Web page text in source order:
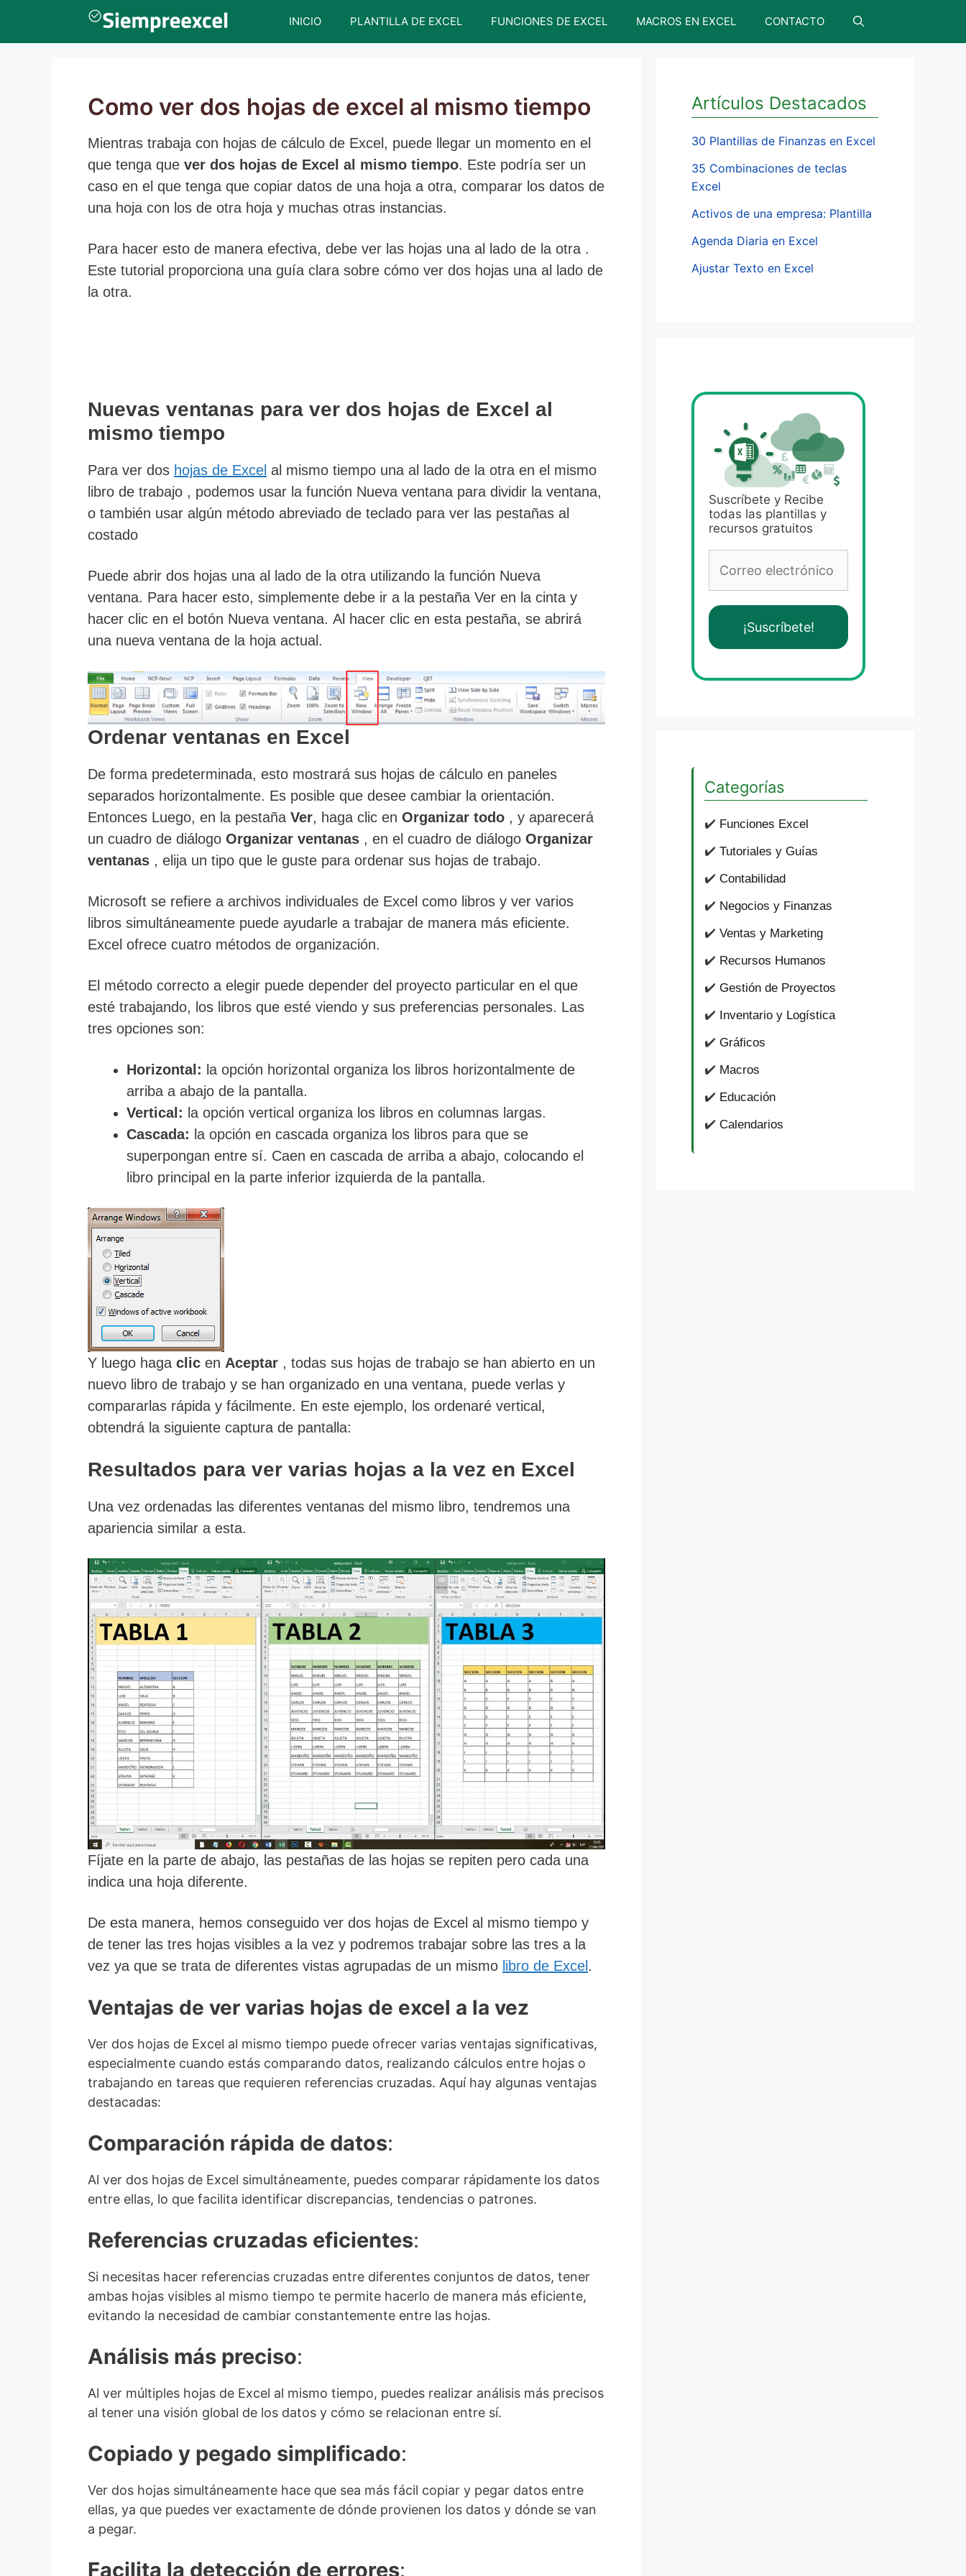
contenido
INICIO PLANTILLA DE EXCEL FUNCIONES DE EXCEL MACROS EN EXCEL CONTACTO
Como ver dos hojas de excel al mismo tiempo
Mientras trabaja con hojas de cálculo de Excel, puede llegar un momento en el
que tenga que ver dos hojas de Excel al mismo tiempo. Este podría ser un
caso en el que tenga que copiar datos de una hoja a otra, comparar los datos de
una hoja con los de otra hoja y muchas otras instancias.
Para hacer esto de manera efectiva, debe ver las hojas una al lado de la otra .
Este tutorial proporciona una guía clara sobre cómo ver dos hojas una al lado de
la otra.
Nuevas ventanas para ver dos hojas de Excel al
mismo tiempo
Para ver dos hojas de Excel al mismo tiempo una al lado de la otra en el mismo
libro de trabajo , podemos usar la función Nueva ventana para dividir la ventana,
o también usar algún método abreviado de teclado para ver las pestañas al
costado
Puede abrir dos hojas una al lado de la otra utilizando la función Nueva
ventana. Para hacer esto, simplemente debe ir a la pestaña Ver en la cinta y
hacer clic en el botón Nueva ventana. Al hacer clic en esta pestaña, se abrirá
una nueva ventana de la hoja actual.
Ordenar ventanas en Excel
De forma predeterminada, esto mostrará sus hojas de cálculo en paneles
separados horizontalmente. Es posible que desee cambiar la orientación.
Entonces Luego, en la pestaña Ver, haga clic en Organizar todo , y aparecerá
un cuadro de diálogo Organizar ventanas , en el cuadro de diálogo Organizar
ventanas , elija un tipo que le guste para ordenar sus hojas de trabajo.
Microsoft se refiere a archivos individuales de Excel como libros y ver varios
libros simultáneamente puede ayudarle a trabajar de manera más eficiente.
Excel ofrece cuatro métodos de organización.
El método correcto a elegir puede depender del proyecto particular en el que
esté trabajando, los libros que esté viendo y sus preferencias personales. Las
tres opciones son:
Horizontal: la opción horizontal organiza los libros horizontalmente de
arriba a abajo de la pantalla.
Vertical: la opción vertical organiza los libros en columnas largas.
Cascada: la opción en cascada organiza los libros para que se
superpongan entre sí. Caen en cascada de arriba a abajo, colocando el
libro principal en la parte inferior izquierda de la pantalla.
Y luego haga clic en Aceptar , todas sus hojas de trabajo se han abierto en un
nuevo libro de trabajo y se han organizado en una ventana, puede verlas y
compararlas rápida y fácilmente. En este ejemplo, los ordenaré vertical,
obtendrá la siguiente captura de pantalla:
Resultados para ver varias hojas a la vez en Excel
Una vez ordenadas las diferentes ventanas del mismo libro, tendremos una
apariencia similar a esta.
Fíjate en la parte de abajo, las pestañas de las hojas se repiten pero cada una
indica una hoja diferente.
De esta manera, hemos conseguido ver dos hojas de Excel al mismo tiempo y
de tener las tres hojas visibles a la vez y podremos trabajar sobre las tres a la
vez ya que se trata de diferentes vistas agrupadas de un mismo libro de Excel .
Ventajas de ver varias hojas de excel a la vez
Ver dos hojas de Excel al mismo tiempo puede ofrecer varias ventajas significativas,
especialmente cuando estás comparando datos, realizando cálculos entre hojas o
trabajando en tareas que requieren referencias cruzadas. Aquí hay algunas ventajas
destacadas:
Comparación rápida de datos:
Al ver dos hojas de Excel simultáneamente, puedes comparar rápidamente los datos
entre ellas, lo que facilita identificar discrepancias, tendencias o patrones.
Referencias cruzadas eficientes:
Si necesitas hacer referencias cruzadas entre diferentes conjuntos de datos, tener
ambas hojas visibles al mismo tiempo te permite hacerlo de manera más eficiente,
evitando la necesidad de cambiar constantemente entre las hojas.
Análisis más preciso:
Al ver múltiples hojas de Excel al mismo tiempo, puedes realizar análisis más precisos
al tener una visión global de los datos y cómo se relacionan entre sí.
Copiado y pegado simplificado:
Ver dos hojas simultáneamente hace que sea más fácil copiar y pegar datos entre
ellas, ya que puedes ver exactamente de dónde provienen los datos y dónde se van
a pegar.
Facilita la detección de errores:
Artículos Destacados
30 Plantillas de Finanzas en Excel
35 Combinaciones de teclas
Excel
Activos de una empresa: Plantilla
Agenda Diaria en Excel
Ajustar Texto en Excel
Suscríbete y Recibe
todas las plantillas y
recursos gratuitos
Categorías
✔️ Funciones Excel
✔️ Tutoriales y Guías
✔️ Contabilidad
✔️ Negocios y Finanzas
✔️ Ventas y Marketing
✔️ Recursos Humanos
✔️ Gestión de Proyectos
✔️ Inventario y Logística
✔️ Gráficos
✔️ Macros
✔️ Educación
✔️ Calendarios